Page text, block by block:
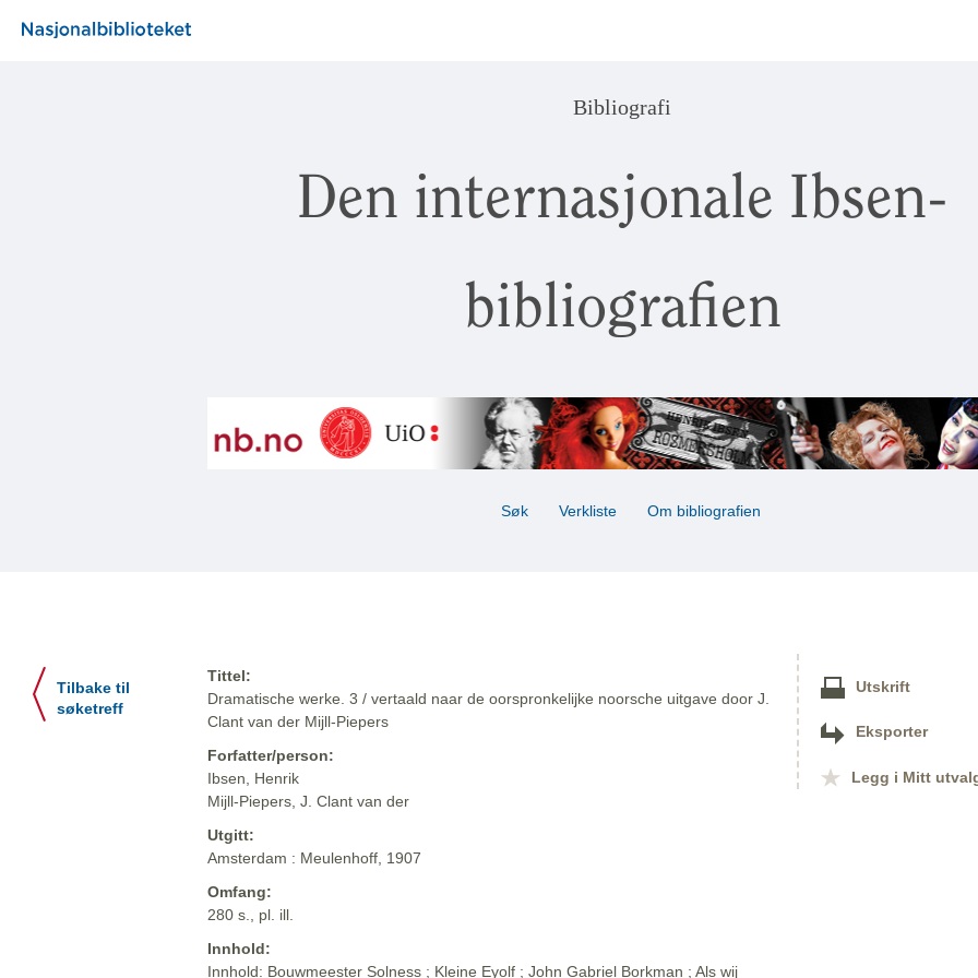
Bibliografi
Den internasjonale Ibsen-
bibliografien
Søk Verkliste Om bibliografien
Tilbake til
søketreff
Tittel:
Dramatische werke. 3 / vertaald naar de oorspronkelijke noorsche uitgave door J.
Clant van der Mijll-Piepers
Forfatter/person:
Ibsen, Henrik
Mijll-Piepers, J. Clant van der
Utgitt:
Amsterdam : Meulenhoff, 1907
Omfang:
280 s., pl. ill.
Innhold:
Innhold: Bouwmeester Solness ; Kleine Eyolf ; John Gabriel Borkman ; Als wij
Utskrift
Eksporter
Legg i Mitt